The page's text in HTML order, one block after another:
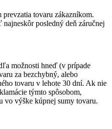
tovaru zákazníkom.
posledný deň záručnej
možnosti hneď (v prípade
za bezchybný, alebo
tovaru v lehote 30 dní. Ak nie
týmto spôsobom,
vo výške kúpnej sumy tovaru.